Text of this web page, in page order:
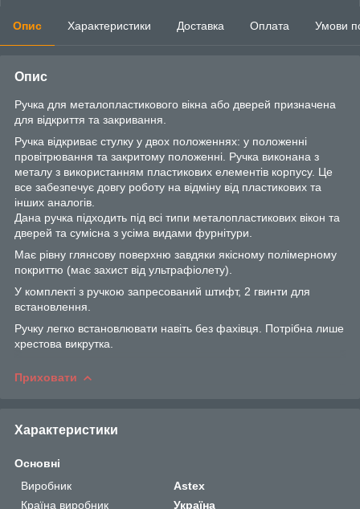
Опис Характеристики Доставка Оплата Умови
Опис
Ручка для металопластикового вікна або дверей призначена
для відкриття та закривання.
Ручка відкриває стулку у двох положеннях: у положенні
провітрювання та закритому положенні. Ручка виконана з
металу з використанням пластикових елементів корпусу. Це
все забезпечує довгу роботу на відміну від пластикових та
інших аналогів.
Дана ручка підходить під всі типи металопластикових вікон та
дверей та сумісна з усіма видами фурнітури.
Має рівну глянсову поверхню завдяки якісному полімерному
покриттю (має захист від ультрафіолету).
У комплекті з ручкою запресований штифт, 2 гвинти для
встановлення.
Ручку легко встановлювати навіть без фахівця. Потрібна лише
хрестова викрутка.
Приховати
Характеристики
Основні
Виробник
Astex
Країна виробник
Україна